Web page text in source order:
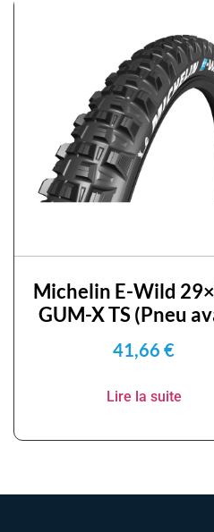
Michelin E-Wild
GUM-X TS (Pneu
41,66 €
Lire la suite